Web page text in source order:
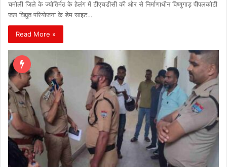
चमोली जिले के ज्योतिर्मठ के हेलंग में टीएचडीसी की ओर से निर्माणाधीन विष्णुगाड़ पीपलकोटी
जल विद्युत परियोजना के डेम साइट…
Read More »